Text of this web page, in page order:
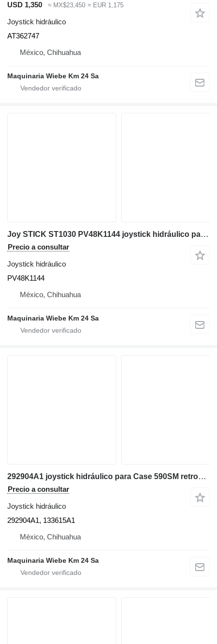
USD 1,350 ≈ MX$23,450 ≈ EUR 1,175
Joystick hidráulico
AT362747
México, Chihuahua
Maquinaria Wiebe Km 24 Sa
Joy STICK ST1030 PV48K1144 joystick hidráulico para maquinaria de construcción
Precio a consultar
Joystick hidráulico
PV48K1144
México, Chihuahua
Maquinaria Wiebe Km 24 Sa
292904A1 joystick hidráulico para Case 590SM retroexcavadora
Precio a consultar
Joystick hidráulico
292904A1, 133615A1
México, Chihuahua
Maquinaria Wiebe Km 24 Sa